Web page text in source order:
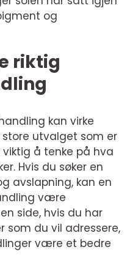
og
riktig
kan virke
utvalget som er
å tenke på hva
Hvis du søker en
avslapning, kan en
være
side, hvis du har
som du vil adressere,
være et bedre